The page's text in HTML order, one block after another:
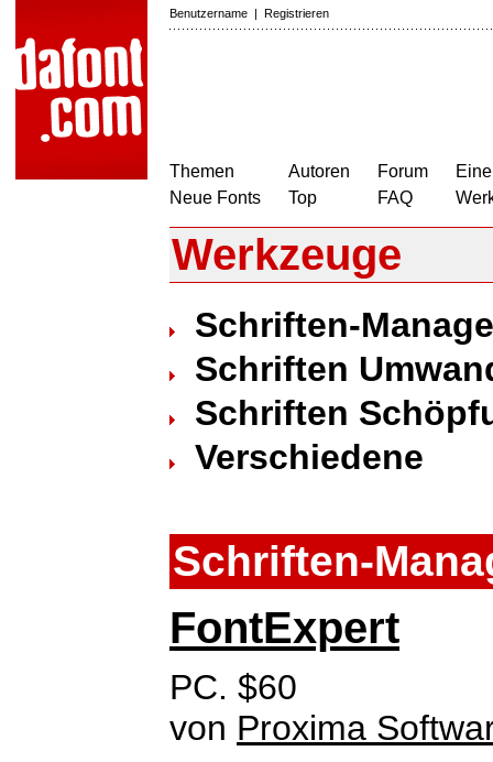
Benutzername | Registrieren
Themen
Neue Fonts
Autoren
Top
Forum
FAQ
Werkzeuge
Schriften-
Schriften
Schriften
Verschiedene
Schriften-
FontExpert
PC. $60
von Proxima